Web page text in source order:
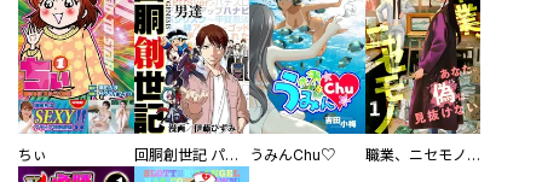
ちぃ 回胴創世記 パチスロを創った男達 うみんChu♡ 職業、ニセモノ～あなたに偽は見抜けない【電子単行本版】